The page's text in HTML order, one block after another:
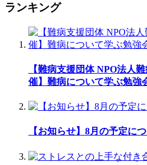
ランキング
【難病支援団体 NPO法人
催】難病について学ぶ勉強
【お知らせ】8月の予定に